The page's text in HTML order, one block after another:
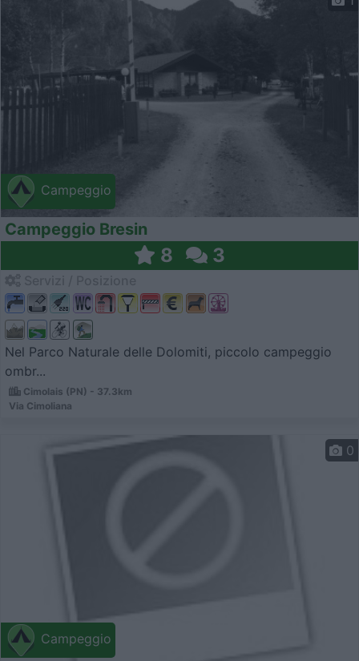
Campeggio
Campeggio Bresin
8 3
Nel Parco Naturale delle Dolomiti, piccolo campeggio
ombr...
Cimolais (PN) - 37.3km
Via Cimoliana
Campeggio
0